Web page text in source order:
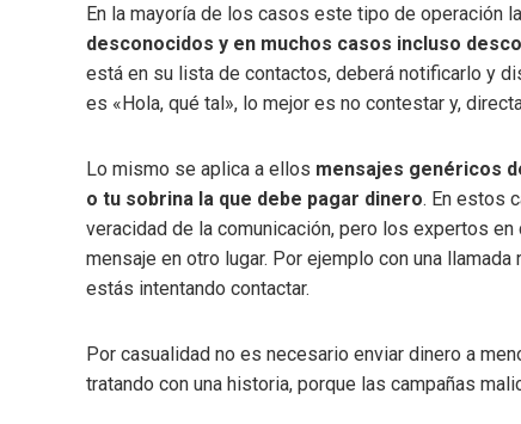
En la mayoría de los casos este tipo de operación
desconocidos y en muchos casos incluso
está en su lista de contactos, deberá notificarlo y
es «Hola, qué tal», lo mejor es no contestar y,
Lo mismo se aplica a ellos mensajes genéricos
o tu sobrina la que debe pagar dinero. En estos
veracidad de la comunicación, pero los expertos
mensaje en otro lugar. Por ejemplo con una
estás intentando contactar.
Por casualidad no es necesario enviar dinero a
tratando con una historia, porque las campañas